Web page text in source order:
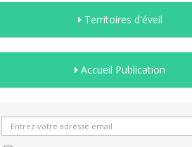
Territoires d'éveil
Accueil Publication